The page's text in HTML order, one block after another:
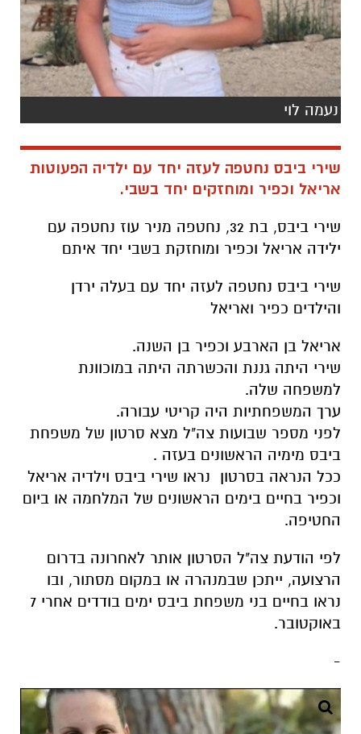
נעמה לוי
שירי ביבס נחטפה לעזה יחד עם ילדיה הפעוטות
אריאל וכפיר ומוחזקים יחד בשבי.
שירי ביבס, בת 32, נחטפה מניר עוז נחטפה עם
ילידה אריאל וכפיר ומוחזקת בשבי יחד איתם
שירי ביבס נחטפה לעזה יחד עם בעלה ירדן
והילדים כפיר ואריאל
אריאל בן הארבע וכפיר בן השנה.
שירי היתה גננת והכשרתה היתה במוכוונת
למשפחה שלה.
ערך המשפחתיות היה קריטי עבורה.
לפני מספר שבועות צה"ל מצא סרטון של משפחת
ביבס מימיה הראשונים בעזה .
ככל הנראה בסרטון נראו שירי ביבס וילדיה אריאל
וכפיר בחיים בימים הראשונים של המלחמה או ביום
החטיפה.
לפי הודעת צה"ל הסרטון אותר לאחרונה בדרום
הרצועה, ייתכן שבמנהרה או במקום מסתור, ובו
נראו בחיים בני משפחת ביבס ימים בודדים אחרי 7
באוקטובר.
-